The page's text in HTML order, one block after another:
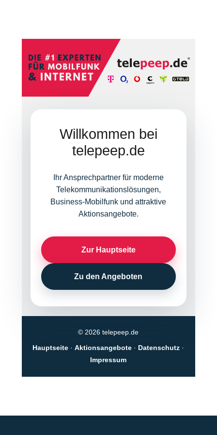
Willkommen bei
telepeep.de
Ihr Ansprechpartner für moderne
Telekommunikationslösungen,
Business-Mobilfunk und attraktive
Aktionsangebote.
Zur Hauptseite
Zu den Angeboten
© 2026 telepeep.de
Hauptseite ·Aktionsangebote · Datenschutz ·
Impressum